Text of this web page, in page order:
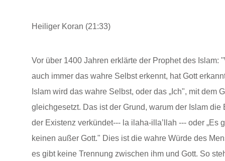
Heiliger Koran (21:33)
Vor über 1400 Jahren erklärte der Prophet des Islam:
auch immer das wahre Selbst erkennt, hat Gott
Islam wird das wahre Selbst, oder das „Ich", mit dem
gleichgesetzt. Das ist der Grund, warum der Islam die
der Existenz verkündet--- la ilaha-illa’llah --- oder „Es
keinen außer Gott." Dies ist die wahre Würde des
es gibt keine Trennung zwischen ihm und Gott. So